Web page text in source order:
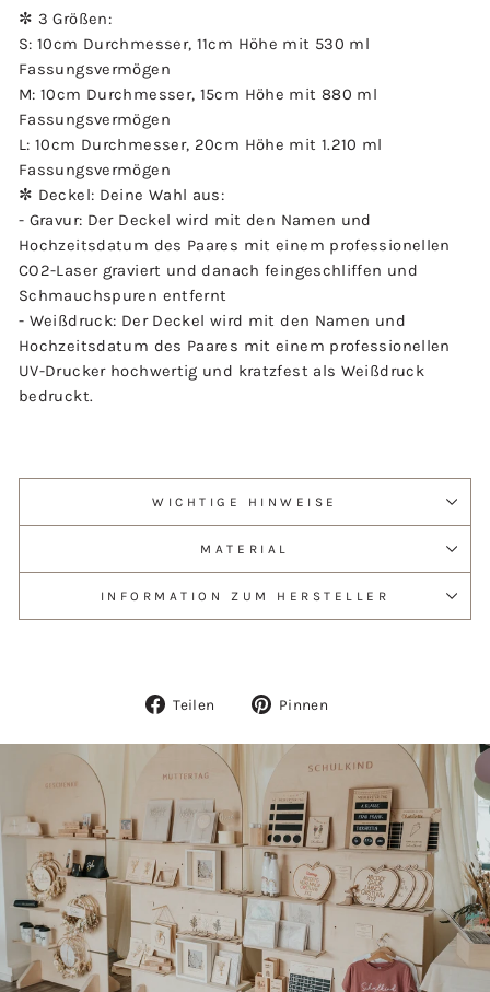
✼ 3 Größen:
S: 10cm Durchmesser, 11cm Höhe mit 530 ml
Fassungsvermögen
M: 10cm Durchmesser, 15cm Höhe mit 880 ml
Fassungsvermögen
L: 10cm Durchmesser, 20cm Höhe mit 1.210 ml
Fassungsvermögen
✼ Deckel: Deine Wahl aus:
- Gravur: Der Deckel wird mit den Namen und
Hochzeitsdatum des Paares mit einem professionellen
CO2-Laser graviert und danach feingeschliffen und
Schmauchspuren entfernt
- Weißdruck: Der Deckel wird mit den Namen und
Hochzeitsdatum des Paares mit einem professionellen
UV-Drucker hochwertig und kratzfest als Weißdruck
bedruckt.
WICHTIGE HINWEISE
MATERIAL
INFORMATION ZUM HERSTELLER
Teilen
Auf
Pinnen